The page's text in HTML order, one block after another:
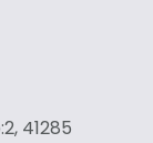
41285